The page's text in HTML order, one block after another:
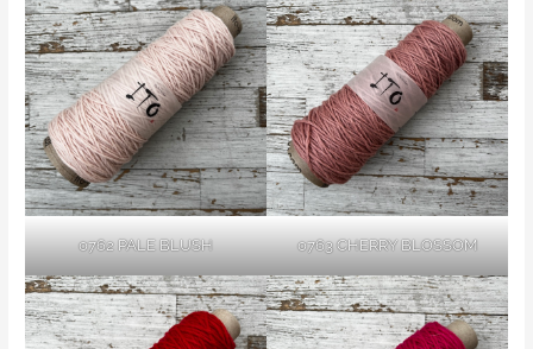
0762 PALE BLUSH 0763 CHERRY BLOSSOM